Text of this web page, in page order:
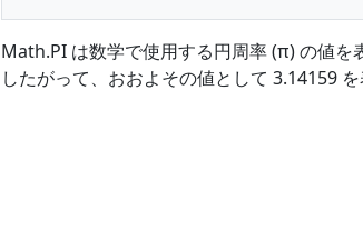
Math.PI は数学で使用する円周率 (π) の値を
したがって、おおよその値として 3.14159 を